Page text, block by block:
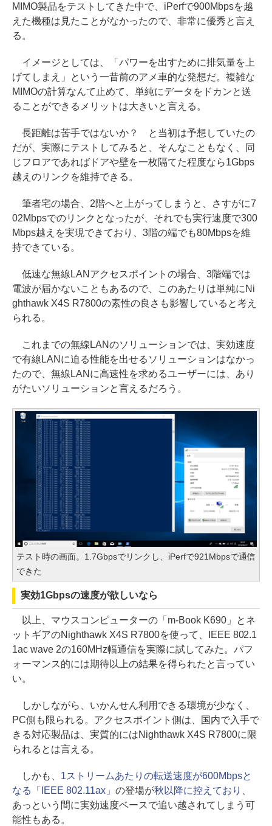
MIMO製品をテストしてきた中で、iPerfで900Mbpsを越
えた機種は見たことがなかったので、非常に優秀と言え
る。
イメージとしては、「パワーを出すために排気量を上
げてしまえ」という一昔前のアメ車的な発想だ。複雑な
MIMOの計算なんて止めて、単純にデータをドカンと送
ることができるメリットは大きいと言える。
長距離は苦手ではないか？ と当初は予想していたの
だが、実際にテストしてみると、そんなこともなく、同
じフロアであればドアや壁を一枚隔てた程度なら1Gbps
越えのリンクを維持できる。
筆者宅の場合、2階へと上がってしまうと、さすがに7
02Mbpsでのリンクとなったが、それでも実行速度で300
Mbps越えを実現できており、3階の端でも80Mbpsを維
持できている。
低速な無線LANアクセスポイントの場合、3階端では
電波が届かないこともあるので、このあたりは単純にNi
ghthawk X4S R7800の素性の良さも影響していると考え
られる。
これまでの無線LANのソリューションでは、実効速度
で有線LANに迫る性能を出せるソリューションはなかっ
たので、無線LANに高速性を求めるユーザーには、あり
がたいソリューションと言えるだろう。
テスト時の画面。1.7Gbpsでリンクし、iPerfで921Mbpsで通信
できた
実効1Gbpsの速度が欲しいなら
以上、マウスコンピューターの「m-Book K690」とネ
ットギアのNighthawk X4S R7800を使って、IEEE 802.1
1ac wave 2の160MHz幅通信を実際に試してみた。パフ
ォーマンス的には期待以上の結果を得られたと言ってい
い。
しかしながら、いかんせん利用できる環境が少なく、
PC側も限られる。アクセスポイント側は、国内で入手で
きる対応製品は、実質的にはNighthawk X4S R7800に限
られるとは言える。
しかも、 1ストリームあたりの転送速度が600Mbpsと
なる「IEEE 802.11ax」 の登場が秋以降に控えており 、
あっという間に実効速度ベースで追い越されてしまう可
能性もある。